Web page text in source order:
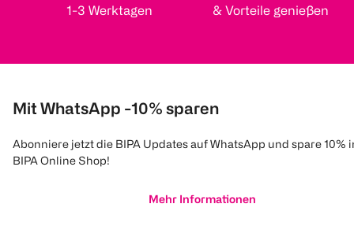
1-3 Werktagen
& Vorteile genießen
Mit WhatsApp -10% sparen
Abonniere jetzt die BIPA Updates auf WhatsApp und spare 10%
BIPA Online Shop!
Mehr Informationen